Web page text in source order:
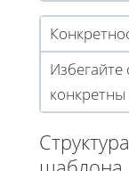
конкретны